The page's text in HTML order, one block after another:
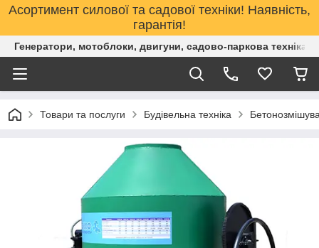
Асортимент силової та садової техніки! Наявність,
гарантія!
Генератори, мотоблоки, двигуни, садово-паркова техніка.
Товари та послуги Будівельна техніка